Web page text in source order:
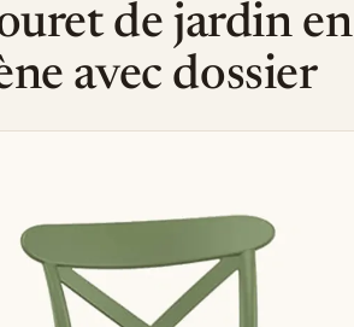
de jardin en
avec dossier